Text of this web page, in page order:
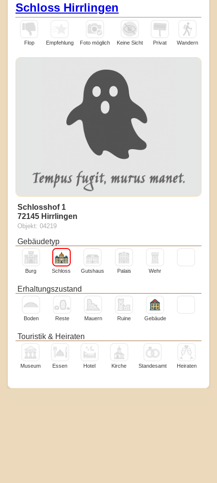
Schloss Hirrlingen
Flop Empfehlung Foto möglich Keine Sicht Privat Wandern
Schlosshof 1
72145 Hirrlingen
Objekt: 04219
Gebäudetyp
Burg Schloss Gutshaus Palais Wehr
Erhaltungszustand
Boden Reste Mauern Ruine Gebäude
Touristik & Heiraten
Museum Essen Hotel Kirche Standesamt Heiraten